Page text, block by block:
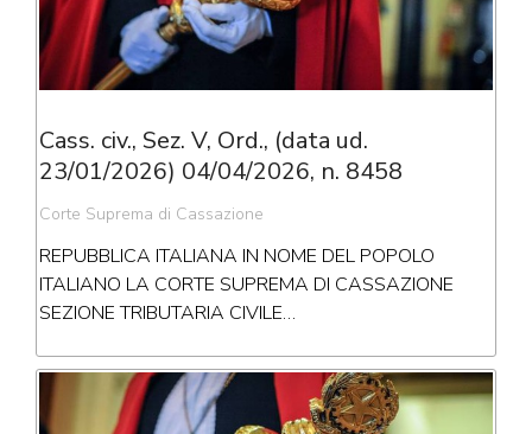
Cass. civ., Sez. V, Ord., (data ud.
23/01/2026) 04/04/2026, n. 8458
Corte Suprema di Cassazione
REPUBBLICA ITALIANA IN NOME DEL POPOLO
ITALIANO LA CORTE SUPREMA DI CASSAZIONE
SEZIONE TRIBUTARIA CIVILE…